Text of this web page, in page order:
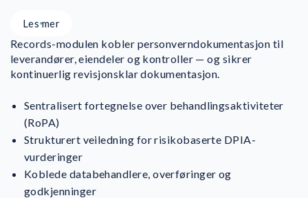
Les mer
Records-modulen kobler personverndokumentasjon til
leverandører, eiendeler og kontroller — og sikrer
kontinuerlig revisjonsklar dokumentasjon.
Sentralisert fortegnelse over behandlingsaktiviteter
(RoPA)
Strukturert veiledning for risikobaserte DPIA-
vurderinger
Koblede databehandlere, overføringer og
godkjenninger